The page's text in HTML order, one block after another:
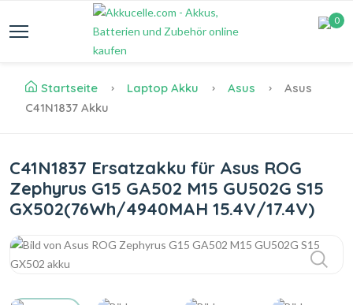
0
Startseite Laptop Akku Asus
Asus
C41N1837 Akku
C41N1837 Ersatzakku für Asus ROG
Zephyrus G15 GA502 M15 GU502G S15
GX502(76Wh/4940MAH 15.4V/17.4V)